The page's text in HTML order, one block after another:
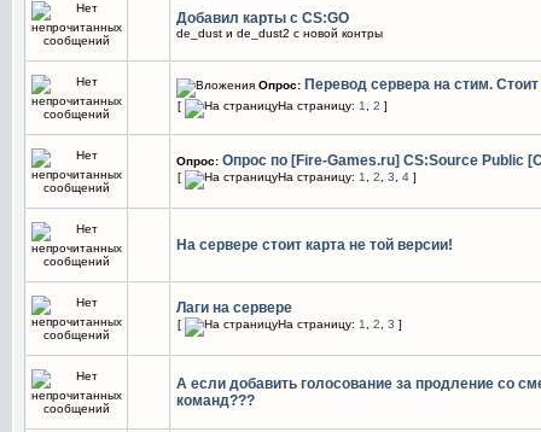
Добавил карты с CS:GO
de_dust и de_dust2 с новой контры
Опрос: Перевод сервера на стим.
[ На страницу: 1 2 ]
Опрос: Опрос по [Fire-Games.ru] CS:Source Public
[ На страницу: 1 2 3 4 ]
На сервере стоит карта не той версии!
Лаги на сервере
[ На страницу: 1 2 3 ]
А если добавить голосование за продление со
команд???